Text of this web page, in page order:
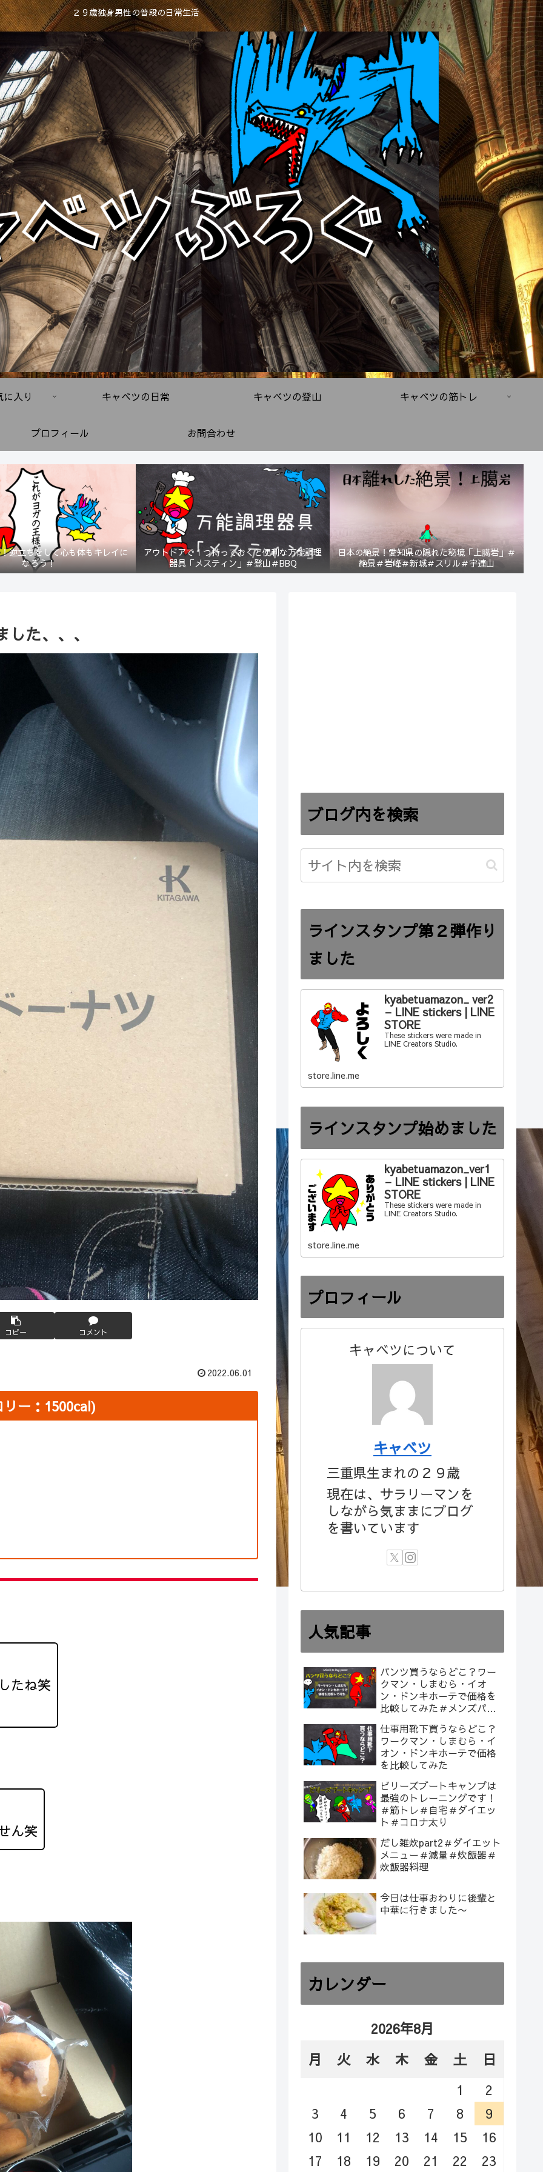
２９歳独身男性の普段の日常生活
入り キャベツの日常 キャベツの登山 キャベツの筋トレ
プロフィール お問合わせ
逆立ちをして心も体もキレイに
なろう！
アウトドアで１つ持っておくと便利な万能調理
器具「メスティン」＃登山＃BBQ
日本の絶景！愛知県の隠れた秘境「上臈岩」＃
絶景＃岩峰＃新城＃スリル＃宇連山
た、、、
コピー コメント
2022.06.01
ー：1500cal)
たね笑
ん笑
ブログ内を検索
ラインスタンプ第２弾作り
ました
kyabetuamazon_ ver2
– LINE stickers | LINE
STORE
These stickers were made in
LINE Creators Studio.
store.line.me
ラインスタンプ始めました
kyabetuamazon_ver1
– LINE stickers | LINE
STORE
These stickers were made in
LINE Creators Studio.
store.line.me
プロフィール
キャベツについて
キャベツ
三重県生まれの２９歳
現在は、サラリーマンを
しながら気ままにブログ
を書いています
人気記事
パンツ買うならどこ？ワー
クマン・しまむら・イオ
ン・ドンキホーテで価格を
比較してみた＃メンズパン
仕事用靴下買うならどこ？
ワークマン・しまむら・イ
オン・ドンキホーテで価格
を比較してみた
ビリーズブートキャンプは
最強のトレーニングです！
＃筋トレ＃自宅＃ダイエッ
ト＃コロナ太り
だし雑炊part2＃ダイエット
メニュー＃減量＃炊飯器＃
炊飯器料理
今日は仕事おわりに後輩と
中華に行きました〜
カレンダー
2026年8月
月
火 水 木 金 土
日
1
2
3
4 5 6 7 8
9
10
11 12 13 14 15
16
17
18 19 20 21 22 23